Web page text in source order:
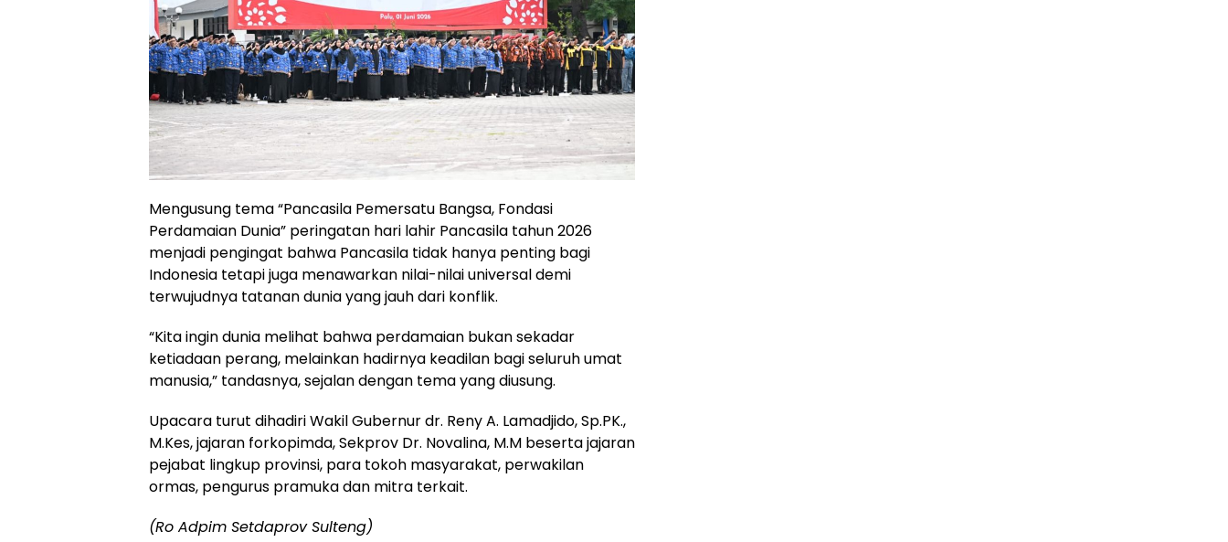
Mengusung tema “Pancasila Pemersatu Bangsa, Fondasi
Perdamaian Dunia” peringatan hari lahir Pancasila tahun 2026
menjadi pengingat bahwa Pancasila tidak hanya penting bagi
Indonesia tetapi juga menawarkan nilai-nilai universal demi
terwujudnya tatanan dunia yang jauh dari konflik.
“Kita ingin dunia melihat bahwa perdamaian bukan sekadar
ketiadaan perang, melainkan hadirnya keadilan bagi seluruh umat
manusia,” tandasnya, sejalan dengan tema yang diusung.
Upacara turut dihadiri Wakil Gubernur dr. Reny A. Lamadjido, Sp.PK.,
M.Kes, jajaran forkopimda, Sekprov Dr. Novalina, M.M beserta jajaran
pejabat lingkup provinsi, para tokoh masyarakat, perwakilan
ormas, pengurus pramuka dan mitra terkait.
(Ro Adpim Setdaprov Sulteng)